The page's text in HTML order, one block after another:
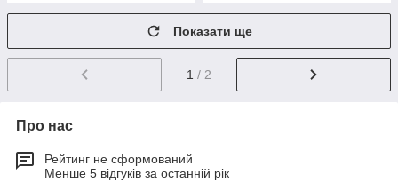
Показати ще
1 / 2
Про нас
Рейтинг не сформований
Менше 5 відгуків за останній рік